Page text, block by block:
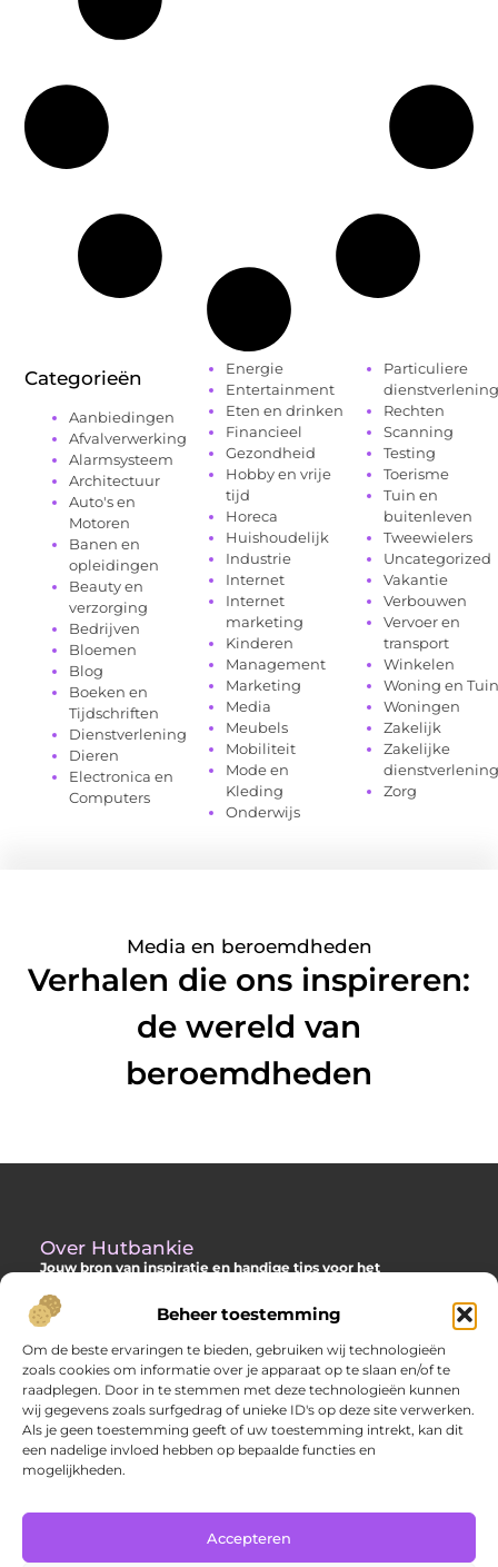
Beheer toestemming
Om de beste ervaringen te bieden, gebruiken wij technologieën
zoals cookies om informatie over je apparaat op te slaan en/of te
raadplegen. Door in te stemmen met deze technologieën kunnen
wij gegevens zoals surfgedrag of unieke ID's op deze site verwerken.
Als je geen toestemming geeft of uw toestemming intrekt, kan dit
een nadelige invloed hebben op bepaalde functies en
mogelijkheden.
Accepteren
Categorieën
Aanbiedingen
Afvalverwerking
Alarmsysteem
Architectuur
Auto's en
Motoren
Banen en
opleidingen
Beauty en
verzorging
Bedrijven
Bloemen
Blog
Boeken en
Tijdschriften
Dienstverlening
Dieren
Electronica en
Computers
Energie
Entertainment
Eten en drinken
Financieel
Gezondheid
Hobby en vrije
tijd
Horeca
Huishoudelijk
Industrie
Internet
Internet
marketing
Kinderen
Management
Marketing
Media
Meubels
Mobiliteit
Mode en
Kleding
Onderwijs
Particuliere
dienstverlening
Rechten
Scanning
Testing
Toerisme
Tuin en
buitenleven
Tweewielers
Uncategorized
Vakantie
Verbouwen
Vervoer en
transport
Winkelen
Woning en Tuin
Woningen
Zakelijk
Zakelijke
dienstverlening
Zorg
Media en beroemdheden
Verhalen die ons inspireren:
de wereld van
beroemdheden
Over Hutbankie
Jouw bron van inspiratie en handige tips voor het
Ontdek een ruime collectie blogs en artikelen die je helpen om
het meeste uit je buitenruimte te halen, met praktische
adviezen en verrassende ideeën voor je tuin, veranda of andere
buitenplekken.
Bericht categorie